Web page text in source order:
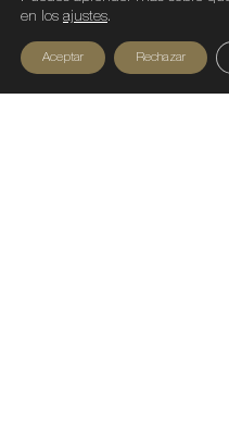
en los ajustes.
Aceptar Rechazar